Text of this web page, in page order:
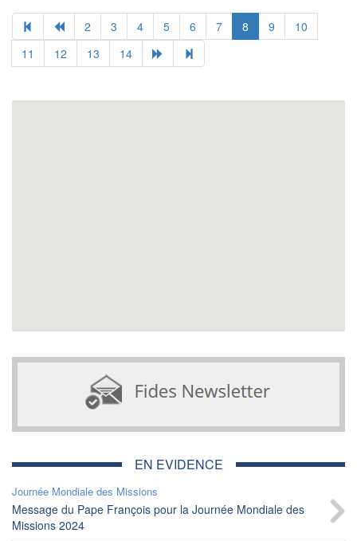
2 3 4 5 6 7 8 9
10
11
12 13 14
EN EVIDENCE
Journée Mondiale des Missions
Message du Pape François pour la Journée Mondiale des
Missions 2024